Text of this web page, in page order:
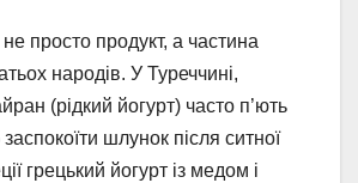
просто продукт, а частина
народів. У Туреччині,
(рідкий йогурт) часто п’ють
шлунок після ситної
грецький йогурт із медом і